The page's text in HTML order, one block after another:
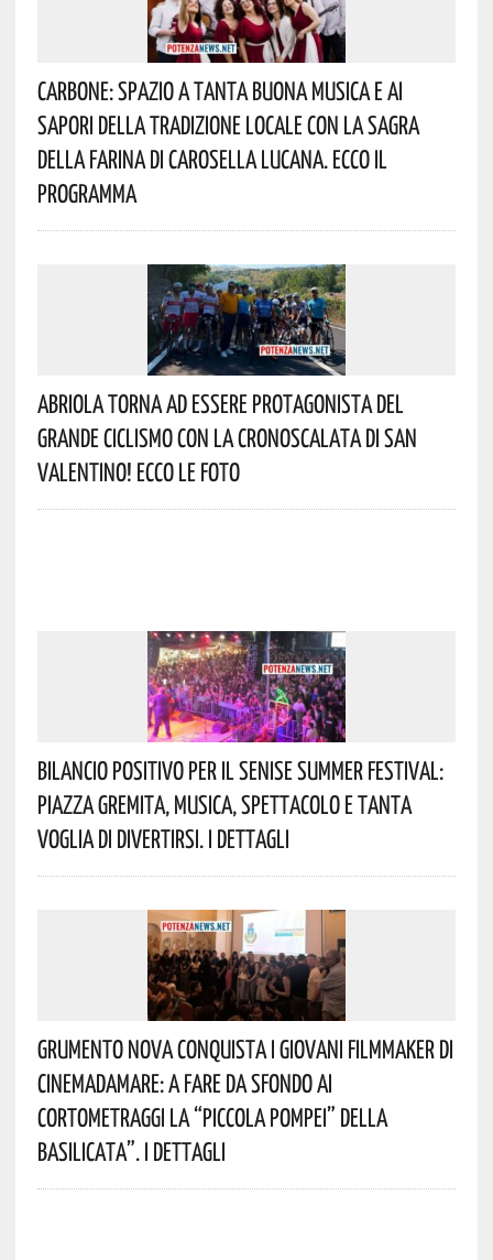
Carbone: Spazio A Tanta Buona Musica E Ai
Sapori Della Tradizione Locale Con La Sagra
Della Farina Di Carosella Lucana. Ecco Il
Programma
Abriola Torna Ad Essere Protagonista Del
Grande Ciclismo Con La Cronoscalata Di San
Valentino! Ecco Le Foto
Bilancio Positivo Per Il Senise Summer Festival:
Piazza Gremita, Musica, Spettacolo E Tanta
Voglia Di Divertirsi. I Dettagli
Grumento Nova Conquista I Giovani Filmmaker Di
Cinemadamare: A Fare Da Sfondo Ai
Cortometraggi La “Piccola Pompei” Della
Basilicata”. I Dettagli